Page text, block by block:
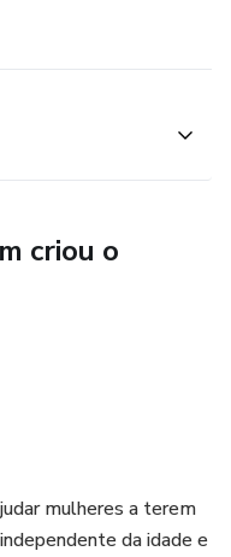
criou o
mulheres a terem
da idade e